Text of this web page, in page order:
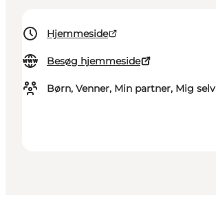
Hjemmeside
Besøg hjemmeside
Børn, Venner, Min partner, Mig selv